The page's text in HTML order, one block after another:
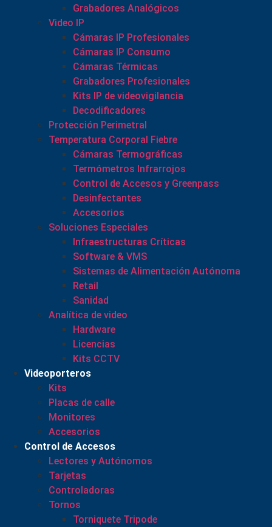
Grabadores Analógicos
Video IP
Cámaras IP Profesionales
Cámaras IP Consumo
Cámaras Térmicas
Grabadores Profesionales
Kits IP de videovigilancia
Decodificadores
Protección Perimetral
Temperatura Corporal Fiebre
Cámaras Termográficas
Termómetros Infrarrojos
Control de Accesos y Greenpass
Desinfectantes
Accesorios
Soluciones Especiales
Infraestructuras Críticas
Software & VMS
Sistemas de Alimentación Autónoma
Retail
Sanidad
Analítica de video
Hardware
Licencias
Kits CCTV
Videoporteros
Kits
Placas de calle
Monitores
Accesorios
Control de Accesos
Lectores y Autónomos
Tarjetas
Controladoras
Tornos
Torniquete Tripode